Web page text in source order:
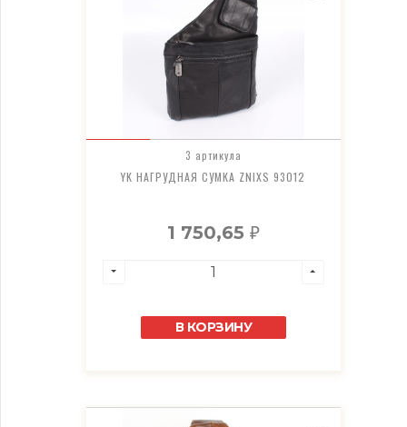
3 артикула
YK НАГРУДНАЯ СУМКА ZNIXS 93012
1 750,65 ₽
В КОРЗИНУ